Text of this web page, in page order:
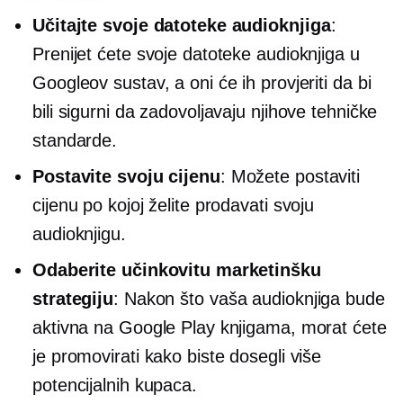
Učitajte svoje datoteke audioknjiga:
Prenijet ćete svoje datoteke audioknjiga u
Googleov sustav, a oni će ih provjeriti da bi
bili sigurni da zadovoljavaju njihove tehničke
standarde.
Postavite svoju cijenu: Možete postaviti
cijenu po kojoj želite prodavati svoju
audioknjigu.
Odaberite učinkovitu marketinšku
strategiju: Nakon što vaša audioknjiga bude
aktivna na Google Play knjigama, morat ćete
je promovirati kako biste dosegli više
potencijalnih kupaca.